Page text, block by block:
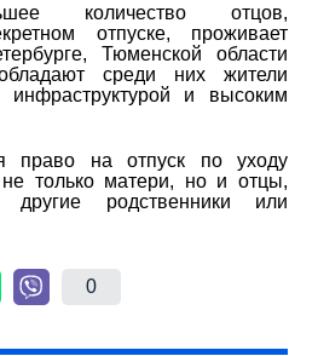
количество отцов,
отпуске, проживает
Тюменской области
среди них жители
инфраструктурой и высоким
право на отпуск по уходу
только матери, но и отцы,
другие родственники или
0